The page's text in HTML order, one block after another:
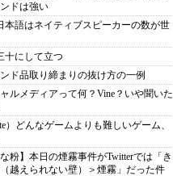
ドは強い
本語はネイティブスピーカーの数が世
十にして立つ
ド品取り締まりの抜け方の一例
ルメディアって何？Vine？いや聞いた
）どんなゲームよりも難しいゲーム、
な粉】本日の煙霧事件がTwitterでは「き
越えられない壁）＞煙霧」だった件